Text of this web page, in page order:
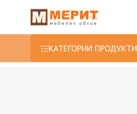
КАТЕГОРИИ ПРОДУКТИ